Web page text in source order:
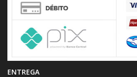
ENTREGA